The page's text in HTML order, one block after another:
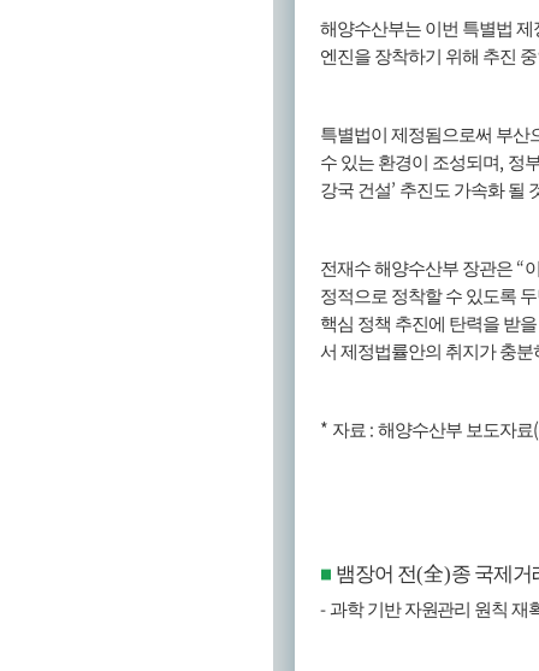
해양수산부는 이번 특별법
엔진을 장착하기 위해 추진
특별법이 제정됨으로써 부산
수 있는 환경이 조성되며, 정
강국 건설’ 추진도 가속화 될
전재수 해양수산부 장관은 “
정적으로 정착할 수 있도록
핵심 정책 추진에 탄력을 받
서 제정법률안의 취지가 충
* 자료 : 해양수산부 보도자료
■ 뱀장어 전(全)종 국제거
-과학 기반 자원관리 원칙 재